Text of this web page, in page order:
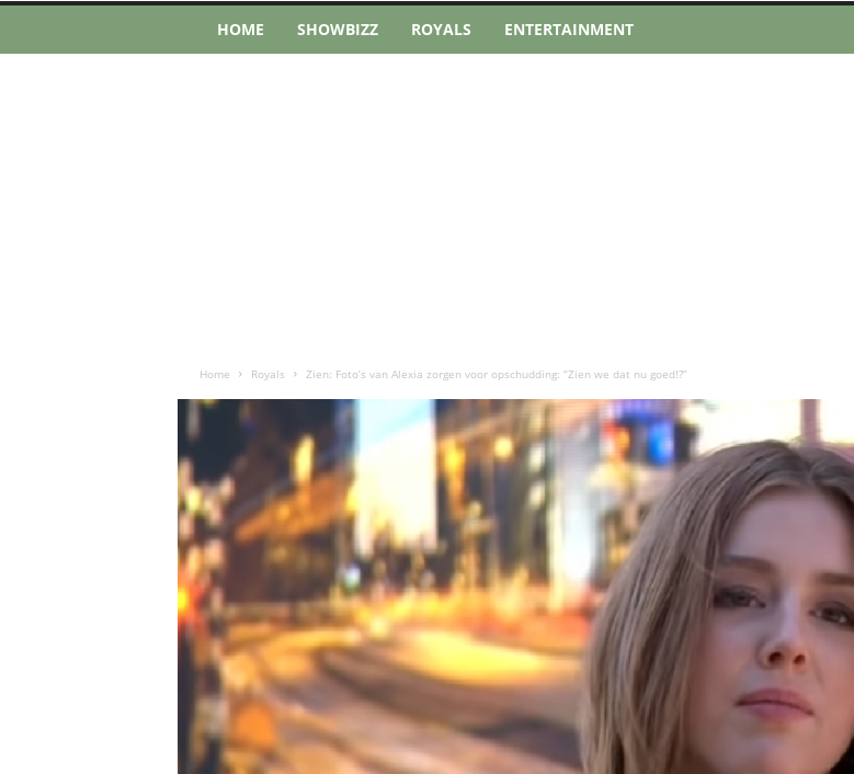
HOME SHOWBIZZ ROYALS ENTERTAINMENT
Home Royals Zien: Foto’s van Alexia zorgen voor opschudding: “Zien we dat nu goed!?”